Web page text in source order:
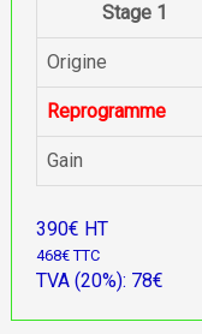
Stage 1
Origine
Reprogramme
Gain
390€ HT
468€ TTC
TVA (20%): 78€